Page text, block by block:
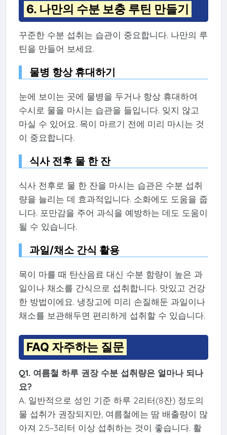
6. 나만의 수분 보충 루틴 만들기
꾸준한 수분 섭취는 습관이 중요합니다. 나만의 루
틴을 만들어 보세요.
물병 항상 휴대하기
눈에 보이는 곳에 물병을 두거나 항상 휴대하여
수시로 물을 마시는 습관을 들입니다. 잊지 않고
마실 수 있어요. 목이 마르기 전에 미리 마시는 것
이 중요합니다.
식사 전후 물 한 잔
식사 전후로 물 한 잔을 마시는 습관은 수분 섭취
량을 늘리는 데 효과적입니다. 소화에도 도움을 줍
니다. 포만감을 주어 과식을 예방하는 데도 도움이
될 수 있습니다.
과일/채소 간식 활용
목이 마를 때 탄산음료 대신 수분 함량이 높은 과
일이나 채소를 간식으로 섭취합니다. 맛있고 건강
한 방법이에요. 냉장고에 미리 손질해둔 과일이나
채소를 보관해두면 편리하게 섭취할 수 있습니다.
FAQ 자주하는 질문
Q1. 여름철 하루 권장 수분 섭취량은 얼마나 되나
요?
A. 일반적으로 성인 기준 하루 2리터(8잔) 정도의
물 섭취가 권장되지만, 여름철에는 땀 배출량이 많
아져 2.5~3리터 이상 섭취하는 것이 좋습니다. 활